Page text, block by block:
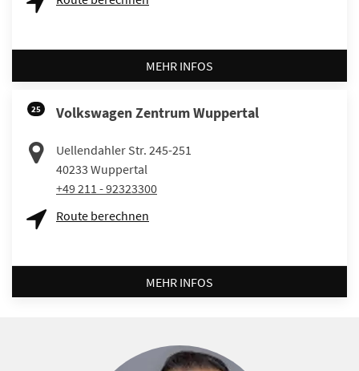
MEHR INFOS
25 Volkswagen Zentrum Wuppertal
Uellendahler Str. 245-251
40233 Wuppertal
+49 211 - 92323300
Route berechnen
MEHR INFOS